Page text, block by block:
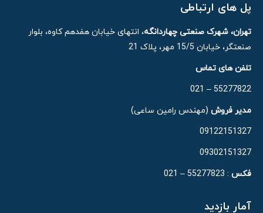
پل های ارتباطی
تهران، شهرک صنعتی چهاردانگه، انتهای خیابان هفدهم کاوه، بلوار
صنعتگر، خیابان 15/5 مهر، پلاک 21
تلفن های تماس
55277822 – 021
مدیر فروش (مهندس رامین ساعی)
09122151327
09302151327
فکس : 55277823 – 021
آمار بازدید